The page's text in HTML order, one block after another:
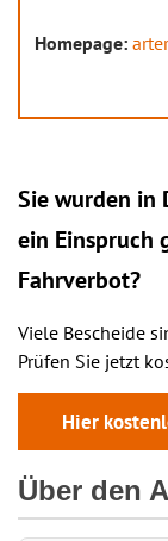
Homepage:
Sie wurden in
ein Einspruch
Fahrverbot?
Viele Bescheide
Prüfen Sie jetzt
Hier
Über den